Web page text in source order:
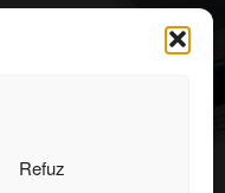
Refuz